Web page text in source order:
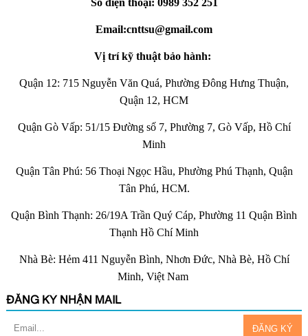
Số điện thoại: 0989 352 251
Email:cnttsu@gmail.com
Vị trí kỹ thuật bảo hành:
Quận 12: 715 Nguyễn Văn Quá, Phường Đông Hưng Thuận,
Quận 12, HCM
Quận Gò Vấp: 51/15 Đường số 7, Phường 7, Gò Vấp, Hồ Chí
Minh
Quận Tân Phú: 56 Thoại Ngọc Hầu, Phường Phú Thạnh, Quận
Tân Phú, HCM.
Quận Bình Thạnh: 26/19A Trần Quý Cáp, Phường 11 Quận Bình
Thạnh Hồ Chí Minh
Nhà Bè: Hẻm 411 Nguyễn Bình, Nhơn Đức, Nhà Bè, Hồ Chí
Minh, Việt Nam
ĐĂNG KÝ NHẬN MAIL